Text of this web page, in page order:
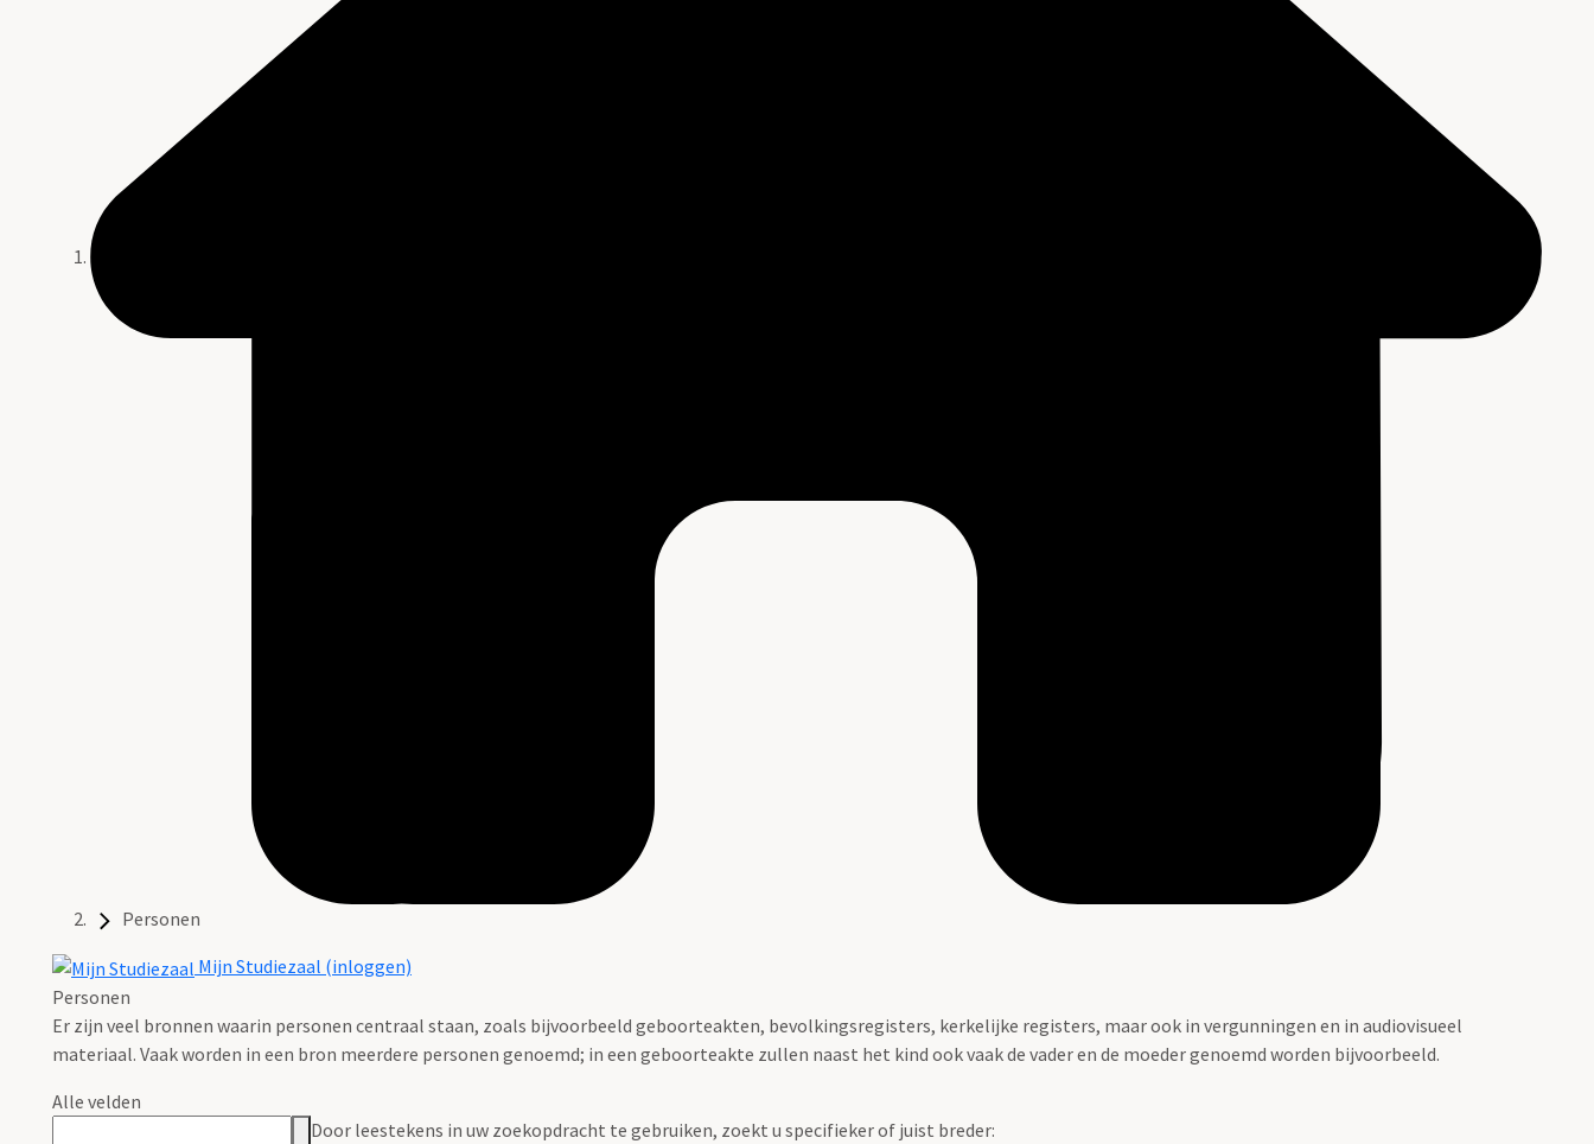
Personen
Mijn Studiezaal (inloggen)
Personen
Er zijn veel bronnen waarin personen centraal staan, zoals bijvoorbeeld geboorteakten, bevolkingsregisters, kerkelijke registers, maar ook in vergunningen en in audiovisueel
materiaal. Vaak worden in een bron meerdere personen genoemd; in een geboorteakte zullen naast het kind ook vaak de vader en de moeder genoemd worden bijvoorbeeld.
Alle velden
Door leestekens in uw zoekopdracht te gebruiken, zoekt u specifieker of juist breder: